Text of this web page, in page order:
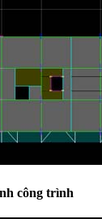
công trình